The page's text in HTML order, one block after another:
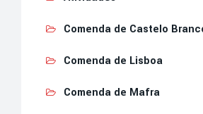
Comenda de Castelo
Comenda de Lisboa
Comenda de Mafra